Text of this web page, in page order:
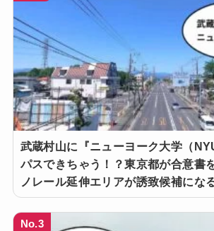
武蔵村山に『ニューヨーク大学（
パスできちゃう！？東京都が合意書
ノレール延伸エリアが誘致候補にな
No.3